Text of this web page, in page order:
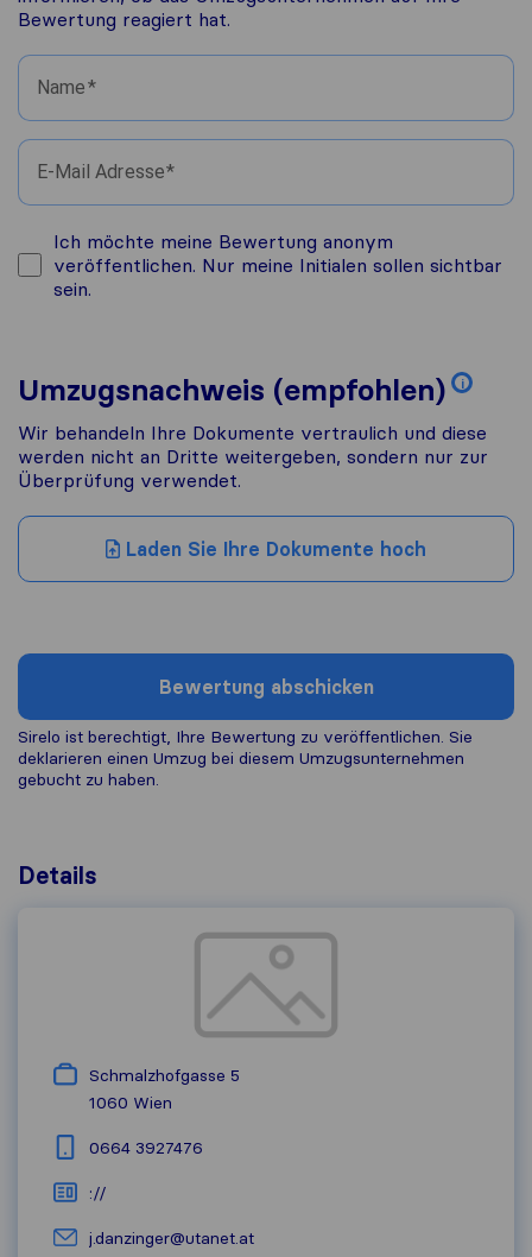
Bewertung reagiert hat.
Name
E-Mail Adresse
Ich möchte meine Bewertung anonym
veröffentlichen. Nur meine Initialen sollen sichtbar
sein.
Umzugsnachweis (empfohlen) i
Wir behandeln Ihre Dokumente vertraulich und diese
werden nicht an Dritte weitergeben, sondern nur zur
Überprüfung verwendet.
Laden Sie Ihre Dokumente hoch
Bewertung abschicken
Sirelo ist berechtigt, Ihre Bewertung zu veröffentlichen. Sie
deklarieren einen Umzug bei diesem Umzugs​unternehmen
gebucht zu haben.
Details
Schmalzhofgasse 5
1060 Wien
0664 3927476
://
j.danzinger@utanet.at